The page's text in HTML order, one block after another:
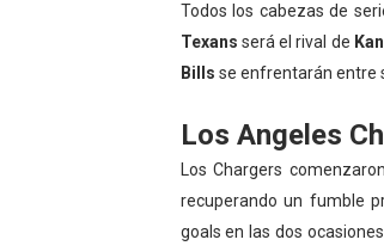
AEW -
Tour de
Todos los cabezas de
Texans será el rival de
Bills se enfrentarán entre
Los Angeles
Los Chargers
recuperando un fumble
goals en las dos